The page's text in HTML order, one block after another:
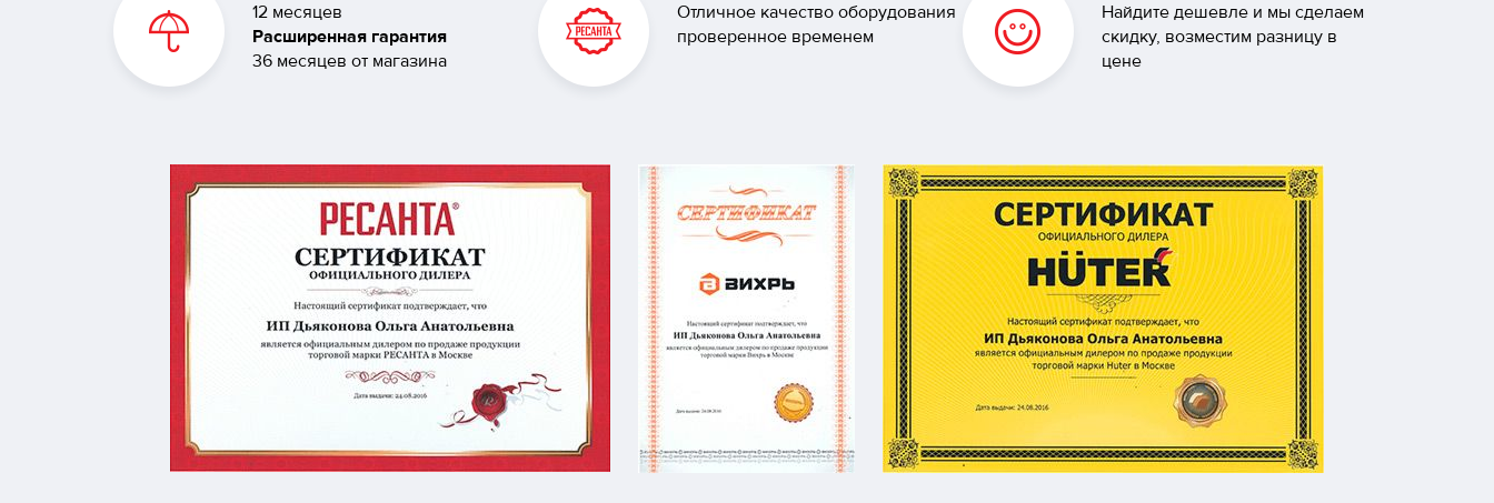
12 месяцев
Расширенная гарантия
36 месяцев от магазина
Отличное качество оборудования
проверенное временем
Найдите дешевле и мы сделаем
скидку, возместим разницу в
цене